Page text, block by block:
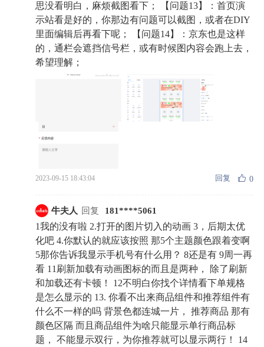
思没看明白，麻烦截图看下； 【问题13】：首页演
示站看是好的，你那边有问题可以截图，或者在DIY
里面编辑后再看下呢； 【问题14】：京东也是这样
的，通栏会遮挡信号栏，或有时候图内容会跑上去，
希望理解；
2023-09-15 18:43:04 回复 0
牛夫人 回复 181****5061
1我的没有啦 2.打开的图片切入的动画 3，后期太优
化吧 4.你默认的就应该按照 那5个主题颜色跟着变啊
5那你告诉我显示手机号有什么用？ 8还是有 9周一再
看 11刷新加载有动画图标的而且是两种， 除了刷新
和加载还有卡顿！ 12不明白你找个详情看下单规格
是怎么显示的 13. 你看不出来商品组件和推荐组件有
什么不一样的吗 背景色都连城一片， 推荐商品 那有
颜色区隔 而且商品组件为啥只能显示单行商品标
题， 不能显示双行，为你推荐就可以显示两行！ 14